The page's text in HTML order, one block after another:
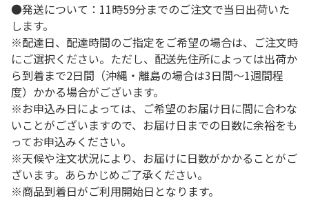
●発送について：11時59分までのご注文で当日出荷いた
します。
※配達日、配達時間のご指定をご希望の場合は、ご注文時
にご選択ください。ただし、配送先住所によっては出荷か
ら到着まで2日間（沖縄・離島の場合は3日間～1週間程
度）かかる場合がございます。
※お申込み日によっては、ご希望のお届け日に間に合わな
いことがございますので、お届け日までの日数に余裕をも
ってお申込みください。
※天候や注文状況により、お届けに日数がかかることがご
ざいます。あらかじめご了承ください。
※商品到着日がご利用開始日となります。